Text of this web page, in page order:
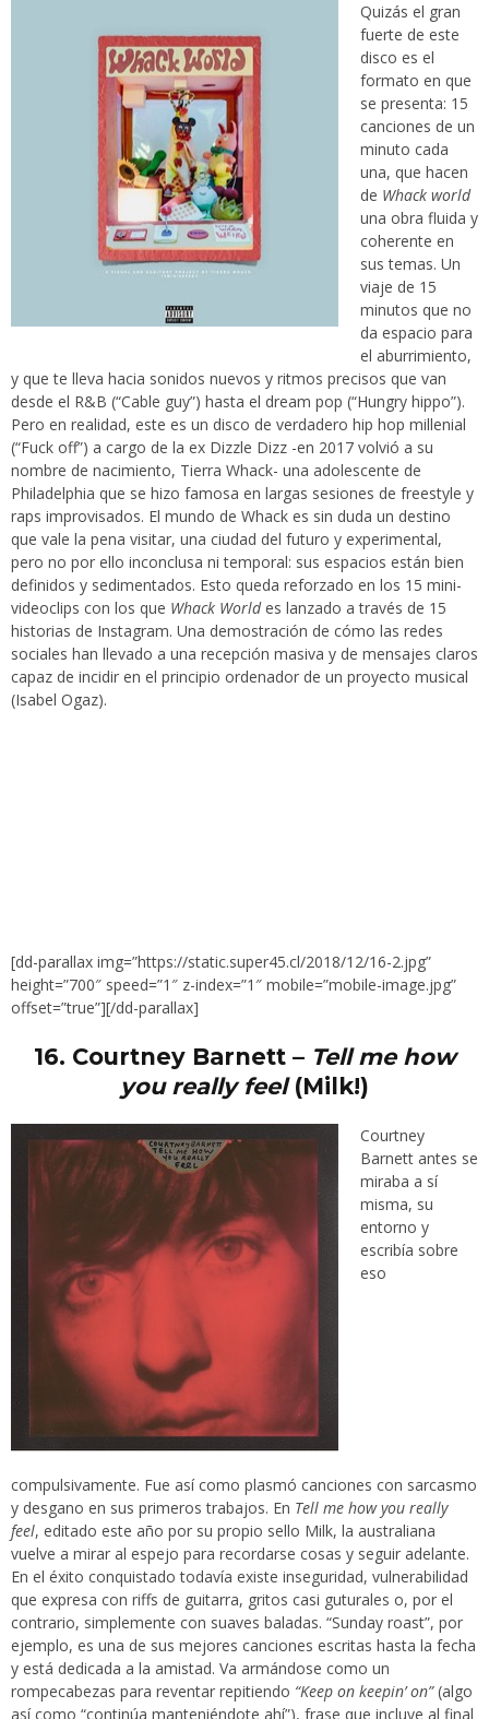
Quizás el gran
fuerte de este
disco es el
formato en que
se presenta: 15
canciones de un
minuto cada
una, que hacen
de Whack world
una obra fluida y
coherente en
sus temas. Un
viaje de 15
minutos que no
da espacio para
el aburrimiento,
y que te lleva hacia sonidos nuevos y ritmos precisos que van
desde el R&B (“Cable guy”) hasta el dream pop (“Hungry hippo”).
Pero en realidad, este es un disco de verdadero hip hop millenial
(“Fuck off”) a cargo de la ex Dizzle Dizz -en 2017 volvió a su
nombre de nacimiento, Tierra Whack- una adolescente de
Philadelphia que se hizo famosa en largas sesiones de freestyle y
raps improvisados. El mundo de Whack es sin duda un destino
que vale la pena visitar, una ciudad del futuro y experimental,
pero no por ello inconclusa ni temporal: sus espacios están bien
definidos y sedimentados. Esto queda reforzado en los 15 mini-
videoclips con los que Whack Worldes lanzado a través de 15
historias de Instagram. Una demostración de cómo las redes
sociales han llevado a una recepción masiva y de mensajes claros
capaz de incidir en el principio ordenador de un proyecto musical
(Isabel Ogaz).
[dd-parallax img=”https://static.super45.cl/2018/12/16-2.jpg”
height=”700″ speed=”1″ z-index=”1″ mobile=”mobile-image.jpg”
offset=”true”][/dd-parallax]
16. Courtney Barnett – Tell me how
you really feel(Milk!)
Courtney
Barnett antes se
miraba a sí
misma, su
entorno y
escribía sobre
eso
compulsivamente. Fue así como plasmó canciones con sarcasmo
y desgano en sus primeros trabajos. En Tell me how you really
feel, editado este año por su propio sello Milk, la australiana
vuelve a mirar al espejo para recordarse cosas y seguir adelante.
En el éxito conquistado todavía existe inseguridad, vulnerabilidad
que expresa con riffs de guitarra, gritos casi guturales o, por el
contrario, simplemente con suaves baladas. “Sunday roast”, por
ejemplo, es una de sus mejores canciones escritas hasta la fecha
y está dedicada a la amistad. Va armándose como un
rompecabezas para reventar repitiendo “Keep on keepin’ on”(algo
así como “continúa manteniéndote ahí”), frase que incluye al final